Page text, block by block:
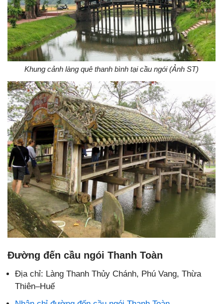
Khung cảnh làng quê thanh bình tại cầu ngói (Ảnh ST)
Đường đến cầu ngói Thanh Toàn
Địa chỉ: Làng Thanh Thủy Chánh, Phú Vang, Thừa
Thiên–Huế